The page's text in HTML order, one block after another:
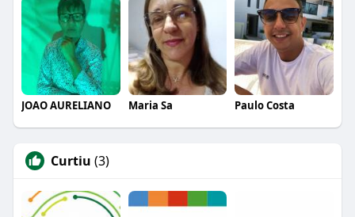
JOAO AURELIANO Maria Sa Paulo Costa
Curtiu (3)